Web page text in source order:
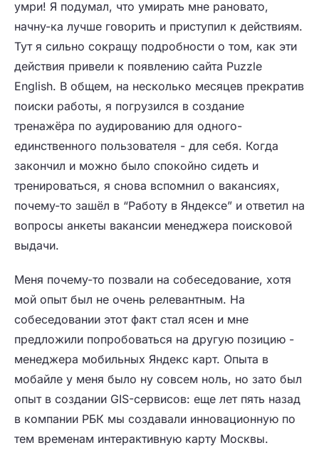
умри! Я подумал, что умирать мне рановато,
начну-ка лучше говорить и приступил к действиям.
Тут я сильно сокращу подробности о том, как эти
действия привели к появлению сайта Puzzle
English. В общем, на несколько месяцев прекратив
поиски работы, я погрузился в создание
тренажёра по аудированию для одного-
единственного пользователя - для себя. Когда
закончил и можно было спокойно сидеть и
тренироваться, я снова вспомнил о вакансиях,
почему-то зашёл в “Работу в Яндексе” и ответил на
вопросы анкеты вакансии менеджера поисковой
выдачи.
Меня почему-то позвали на собеседование, хотя
мой опыт был не очень релевантным. На
собеседовании этот факт стал ясен и мне
предложили попробоваться на другую позицию -
менеджера мобильных Яндекс карт. Опыта в
мобайле у меня было ну совсем ноль, но зато был
опыт в создании GIS-сервисов: еще лет пять назад
в компании РБК мы создавали инновационную по
тем временам интерактивную карту Москвы.